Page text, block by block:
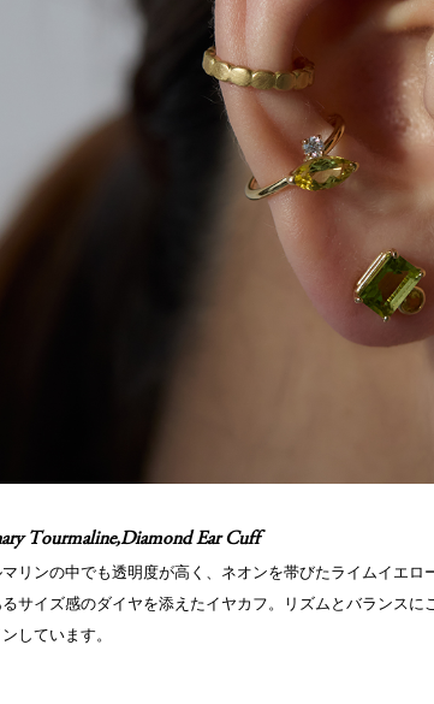
Tourmaline,Diamond Ear Cuff
マリンの中でも透明度が高く、ネオンを帯びたライムイエ
サイズ感のダイヤを添えたイヤカフ。リズムとバランス
しています。